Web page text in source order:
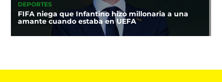
DEPORTES
FIFA niega que Infantino hizo millonaria a una
amante cuando estaba en UEFA